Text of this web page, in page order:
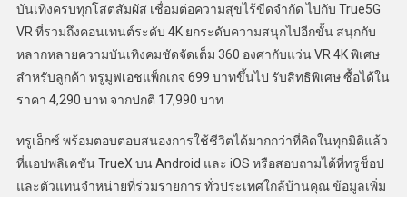
บันเทิงครบทุกโสตสัมผัส เชื่อมต่อความสุขไร้ขีดจำกัด ไปกับ True5G
VR ที่รวมถึงคอนเทนต์ระดับ 4K ยกระดับความสนุกไปอีกขั้น สนุกกับ
หลากหลายความบันเทิงคมชัดจัดเต็ม 360 องศากับแว่น VR 4K พิเศษ
สำหรับลูกค้า ทรูมูฟเอชแพ็กเกจ 699 บาทขึ้นไป รับสิทธิพิเศษ ซื้อได้ใน
ราคา 4,290 บาท จากปกติ 17,990 บาท
ทรูเอ็กซ์ พร้อมตอบตอบสนองการใช้ชีวิตได้มากกว่าที่คิดในทุกมิติแล้ว
ที่แอปพลิเคชัน TrueX บน Android และ iOS หรือสอบถามได้ที่ทรูช็อป
และตัวแทนจำหน่ายที่ร่วมรายการ ทั่วประเทศใกล้บ้านคุณ ข้อมูลเพิ่ม